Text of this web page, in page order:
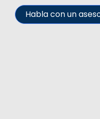
Habla con un